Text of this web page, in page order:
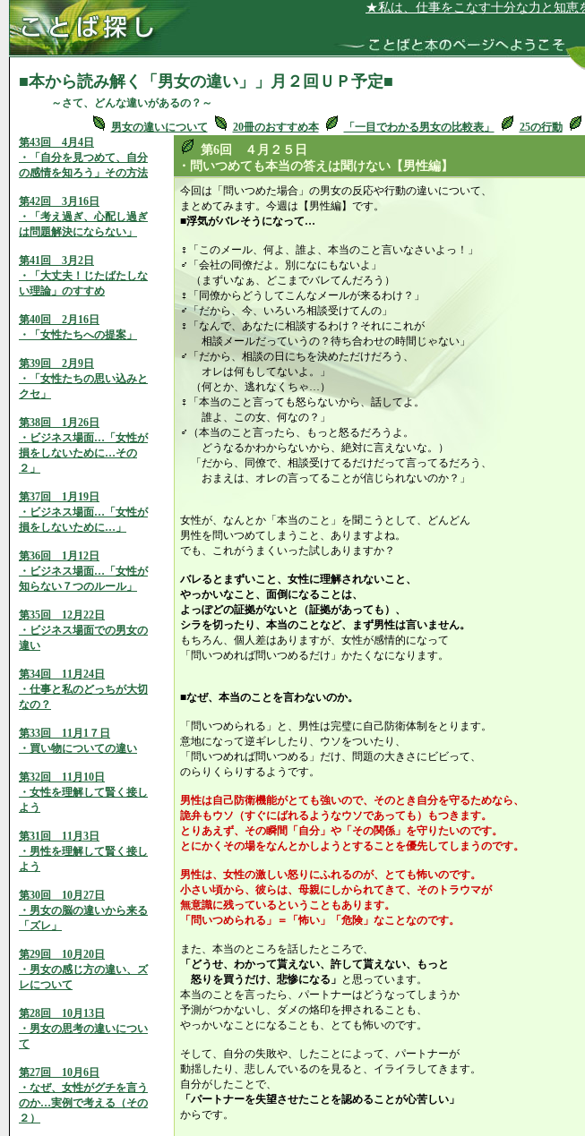
★私は、仕事をこなす十分な力と知恵を兼
■本から読み解く「男女の違い」」月２回ＵＰ予定■
～さて、どんな違いがあるの？～
男女の違いについて
20冊のおすすめ本 「一目でわかる男女の比較表」
25の行動
第43回 4月4日
・「自分を見つめて、自分
の感情を知ろう」その方法
第42回 3月16日
・「考え過ぎ、心配し過ぎ
は問題解決にならない」
第41回 3月2日
・「大丈夫！じたばたしな
い理論」のすすめ
第40回 2月16日
・「女性たちへの提案」
第39回 2月9日
・「女性たちの思い込みと
クセ」
第38回 1月26日
・ビジネス場面…「女性が
損をしないために…その
２」
第37回 1月19日
・ビジネス場面…「女性が
損をしないために…」
第36回 1月12日
・ビジネス場面…「女性が
知らない７つのルール」
第35回 12月22日
・ビジネス場面での男女の
違い
第34回 11月24日
・仕事と私のどっちが大切
なの？
第33回 11月1７日
・買い物についての違い
第32回 11月10日
・女性を理解して賢く接し
よう
第31回 11月3日
・男性を理解して賢く接し
よう
第30回 10月27日
・男女の脳の違いから来る
「ズレ」
第29回 10月20日
・男女の感じ方の違い、ズ
レについて
第28回 10月13日
・男女の思考の違いについ
て
第27回 10月6日
・なぜ、女性がグチを言う
のか…実例で考える（その
２）
第6回 ４月２５日
・問いつめても本当の答えは聞けない【男性編】
今回は「問いつめた場合」の男女の反応や行動の違いについて、
まとめてみます。今週は【男性編】です。
■浮気がバレそうになって…
♀「このメール、何よ、誰よ、本当のこと言いなさいよっ！」
♂「会社の同僚だよ。別になにもないよ」
（まずいなぁ、どこまでバレてんだろう）
♀「同僚からどうしてこんなメールが来るわけ？」
♂「だから、今、いろいろ相談受けてんの」
♀「なんで、あなたに相談するわけ？それにこれが
相談メールだっていうの？待ち合わせの時間じゃない」
♂「だから、相談の日にちを決めただけだろう、
オレは何もしてないよ。」
（何とか、逃れなくちゃ…）
♀「本当のこと言っても怒らないから、話してよ。
誰よ、この女、何なの？」
♂（本当のこと言ったら、もっと怒るだろうよ。
どうなるかわからないから、絶対に言えないな。）
「だから、同僚で、相談受けてるだけだって言ってるだろう、
おまえは、オレの言ってることが信じられないのか？」
女性が、なんとか「本当のこと」を聞こうとして、どんどん
男性を問いつめてしまうこと、ありますよね。
でも、これがうまくいった試しありますか？
バレるとまずいこと、女性に理解されないこと、
やっかいなこと、面倒になることは、
よっぽどの証拠がないと（証拠があっても）、
シラを切ったり、本当のことなど、まず男性は言いません。
もちろん、個人差はありますが、女性が感情的になって
「問いつめれば問いつめるだけ」かたくなになります。
■なぜ、本当のことを言わないのか。
「問いつめられる」と、男性は完璧に自己防衛体制をとります。
意地になって逆ギレしたり、ウソをついたり、
「問いつめれば問いつめる」だけ、問題の大きさにビビって、
のらりくらりするようです。
男性は自己防衛機能がとても強いので、そのとき自分を守るためなら、
詭弁もウソ（すぐにばれるようなウソであっても）もつきます。
とりあえず、その瞬間「自分」や「その関係」を守りたいのです。
とにかくその場をなんとかしようとすることを優先してしまうのです。
男性は、女性の激しい怒りにふれるのが、とても怖いのです。
小さい頃から、彼らは、母親にしかられてきて、そのトラウマが
無意識に残っているということもあります。
「問いつめられる」＝「怖い」「危険」なことなのです。
また、本当のところを話したところで、
「どうせ、わかって貰えない、許して貰えない、もっと
怒りを買うだけ、悲惨になる」 と思っています。
本当のことを言ったら、パートナーはどうなってしまうか
予測がつかないし、ダメの烙印を押されることも、
やっかいなことになることも、とても怖いのです。
そして、自分の失敗や、したことによって、パートナーが
動揺したり、悲しんでいるのを見ると、イライラしてきます。
自分がしたことで、
「パートナーを失望させたことを認めることが心苦しい」
からです。